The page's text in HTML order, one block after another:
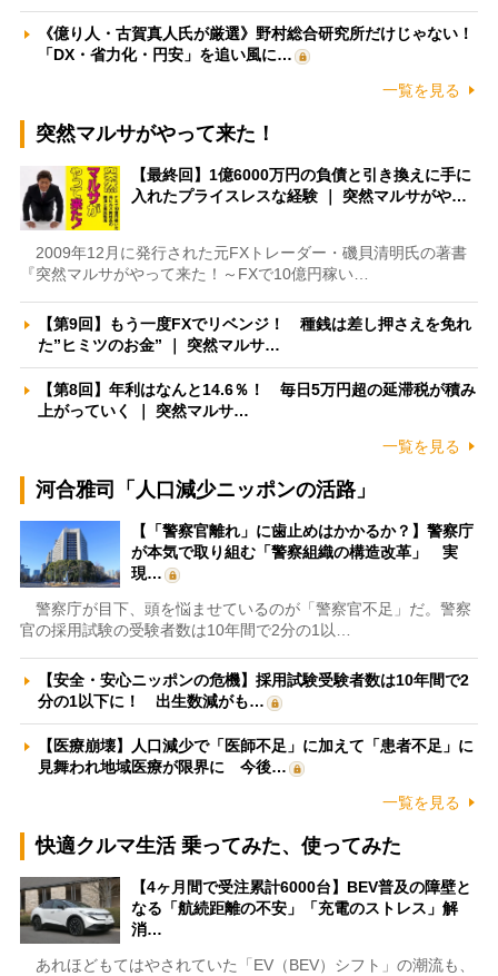
《億り人・古賀真人氏が厳選》野村総合研究所だけじゃない！
「DX・省力化・円安」を追い風に…
一覧を見る
突然マルサがやって来た！
【最終回】1億6000万円の負債と引き換えに手に
入れたプライスレスな経験 ｜ 突然マルサがや…
2009年12月に発行された元FXトレーダー・磯貝清明氏の著書
『突然マルサがやって来た！～FXで10億円稼い…
【第9回】もう一度FXでリベンジ！ 種銭は差し押さえを免れ
た”ヒミツのお金” ｜ 突然マルサ…
【第8回】年利はなんと14.6％！ 毎日5万円超の延滞税が積み
上がっていく ｜ 突然マルサ…
一覧を見る
河合雅司「人口減少ニッポンの活路」
【「警察官離れ」に歯止めはかかるか？】警察庁
が本気で取り組む「警察組織の構造改革」 実
現…
警察庁が目下、頭を悩ませているのが「警察官不足」だ。警察
官の採用試験の受験者数は10年間で2分の1以…
【安全・安心ニッポンの危機】採用試験受験者数は10年間で2
分の1以下に！ 出生数減がも…
【医療崩壊】人口減少で「医師不足」に加えて「患者不足」に
見舞われ地域医療が限界に 今後…
一覧を見る
快適クルマ生活 乗ってみた、使ってみた
【4ヶ月間で受注累計6000台】BEV普及の障壁と
なる「航続距離の不安」「充電のストレス」解
消…
あれほどもてはやされていた「EV（BEV）シフト」の潮流も、